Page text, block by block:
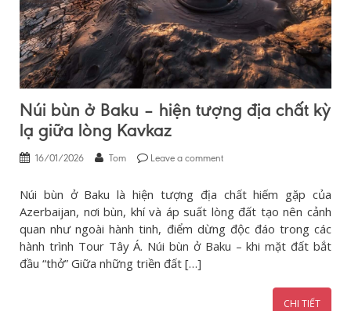
Núi bùn ở Baku – hiện tượng địa chất kỳ
lạ giữa lòng Kavkaz
16/01/2026 Tom Leave a comment
Núi bùn ở Baku là hiện tượng địa chất hiếm gặp của
Azerbaijan, nơi bùn, khí và áp suất lòng đất tạo nên cảnh
quan như ngoài hành tinh, điểm dừng độc đáo trong các
hành trình Tour Tây Á. Núi bùn ở Baku – khi mặt đất bắt
đầu “thở” Giữa những triền đất […]
CHI TIẾT